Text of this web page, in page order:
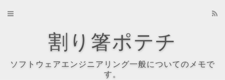
割り箸ポテチ
ソフトウェアエンジニアリング一般についてのメモで
す。
Home
About